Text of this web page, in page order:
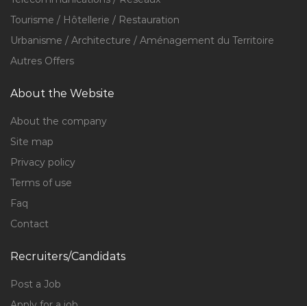
Tourisme / Hôtellerie / Restauration
Urbanisme / Architecture / Aménagement du Territoire
Autres Offers
About the Website
About the company
Site map
Privacy policy
Terms of use
Faq
Contact
Recruiters/Candidats
Post a Job